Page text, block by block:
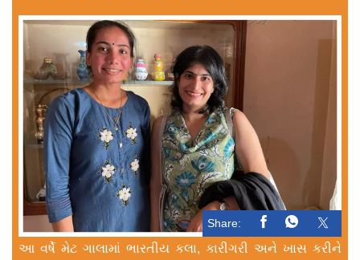
Share:
આ વર્ષે મેટ ગાલામાં ભારતીય કલા, કારીગરી અને ખાસ કરીને